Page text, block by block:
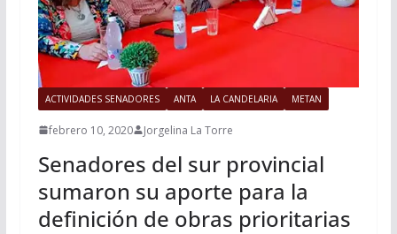
ACTIVIDADES SENADORES ANTA LA CANDELARIA METAN
febrero 10, 2020 Jorgelina La Torre
Senadores del sur provincial
sumaron su aporte para la
definición de obras prioritarias